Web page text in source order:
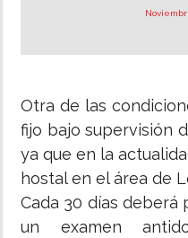
Otra de las
fijo bajo supervisión
ya que en la
hostal en el área de
Cada 30 días
un examen